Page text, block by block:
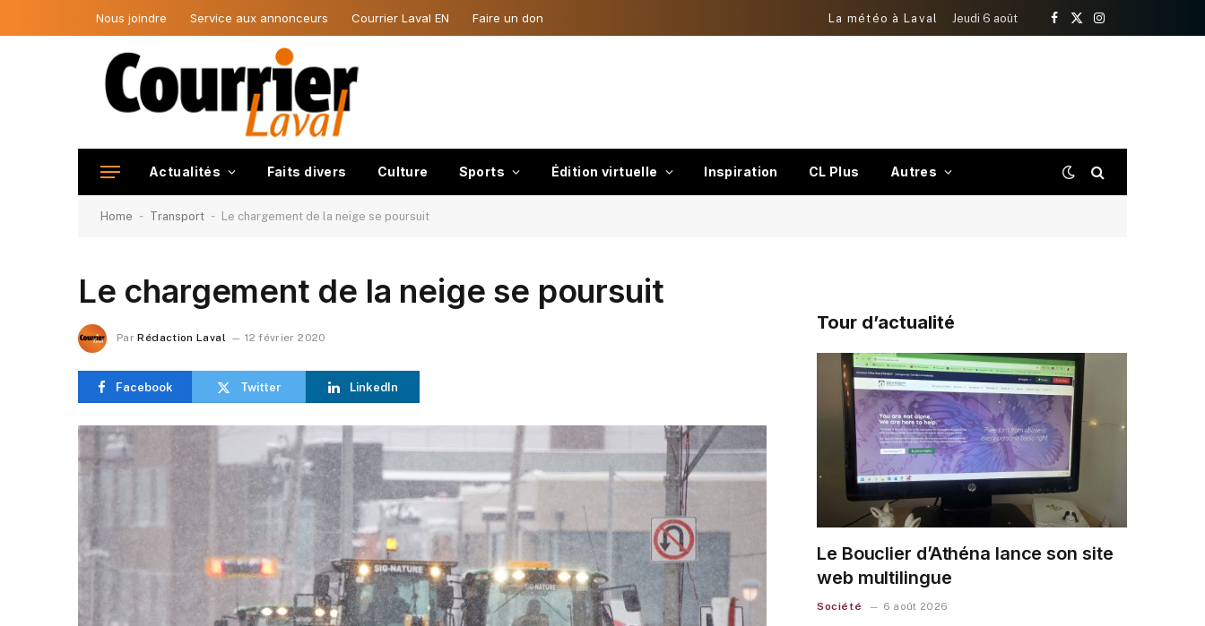
Nous joindre Service aux annonceurs Courrier Laval EN Faire un don La météo à Laval Jeudi 6 août
Facebook
X
Instagram
Actualités Faits divers Culture Sports Édition virtuelle Inspiration CL Plus Autres
Home - Transport - Le chargement de la neige se poursuit
Le chargement de la neige se poursuit
Par Rédaction Laval 12 février 2020
Facebook Twitter LinkedIn
Tour d’actualité
Le Bouclier d’Athéna lance son site
web multilingue
Société 6 août 2026